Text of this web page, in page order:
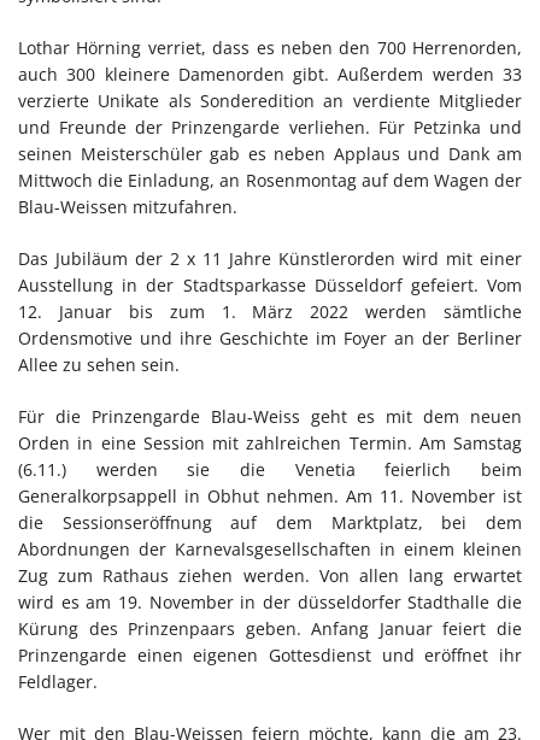
Lothar Hörning verriet, dass es neben den 700 Herrenorden,
auch 300 kleinere Damenorden gibt. Außerdem werden 33
verzierte Unikate als Sonderedition an verdiente Mitglieder
und Freunde der Prinzengarde verliehen. Für Petzinka und
seinen Meisterschüler gab es neben Applaus und Dank am
Mittwoch die Einladung, an Rosenmontag auf dem Wagen der
Blau-Weissen mitzufahren.
Das Jubiläum der 2 x 11 Jahre Künstlerorden wird mit einer
Ausstellung in der Stadtsparkasse Düsseldorf gefeiert. Vom
12. Januar bis zum 1. März 2022 werden sämtliche
Ordensmotive und ihre Geschichte im Foyer an der Berliner
Allee zu sehen sein.
Für die Prinzengarde Blau-Weiss geht es mit dem neuen
Orden in eine Session mit zahlreichen Termin. Am Samstag
(6.11.) werden sie die Venetia feierlich beim
Generalkorpsappell in Obhut nehmen. Am 11. November ist
die Sessionseröffnung auf dem Marktplatz, bei dem
Abordnungen der Karnevalsgesellschaften in einem kleinen
Zug zum Rathaus ziehen werden. Von allen lang erwartet
wird es am 19. November in der düsseldorfer Stadthalle die
Kürung des Prinzenpaars geben. Anfang Januar feiert die
Prinzengarde einen eigenen Gottesdienst und eröffnet ihr
Feldlager.
Wer mit den Blau-Weissen feiern möchte, kann die am 23.